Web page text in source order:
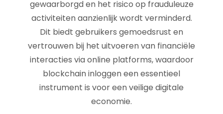
gewaarborgd en het risico op frauduleuze
activiteiten aanzienlijk wordt verminderd.
Dit biedt gebruikers gemoedsrust en
vertrouwen bij het uitvoeren van financiële
interacties via online platforms, waardoor
blockchain inloggen een essentieel
instrument is voor een veilige digitale
economie.